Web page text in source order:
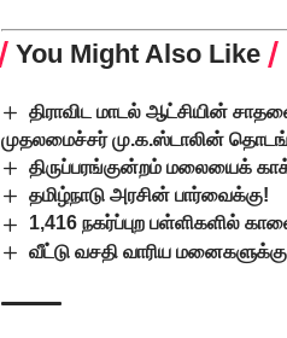
You Might Also Like
திராவிட மாடல் ஆட்சியின்
முதலமைச்சர் மு.க.ஸ்டாலின்
திருப்பரங்குன்றம் மலையைக்
தமிழ்நாடு அரசின் பார்வைக்கு!
1,416 நகர்ப்புற பள்ளிகளில்
வீட்டு வசதி வாரிய